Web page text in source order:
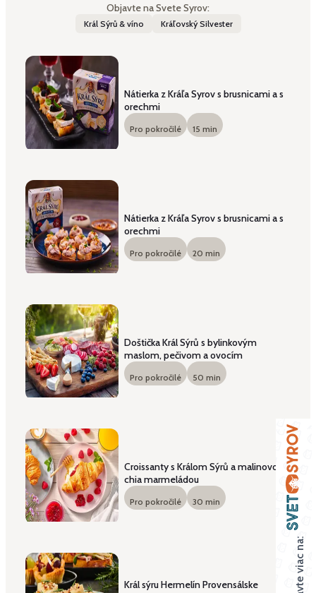
Objavte viac na:
Objavte na Svete Syrov:
Král Sýrů & víno Kráľovský Silvester
Nátierka z Kráľa Syrov s brusnicami a s
orechmi
Pro pokročilé 15 min
Nátierka z Kráľa Syrov s brusnicami a s
orechmi
Pro pokročilé 20 min
Doštička Král Sýrů s bylinkovým
maslom, pečivom a ovocím
Pro pokročilé 50 min
Croissanty s Králom Sýrů a malinovo-
chia marmeládou
Pro pokročilé 30 min
Král sýru Hermelín Provensálske